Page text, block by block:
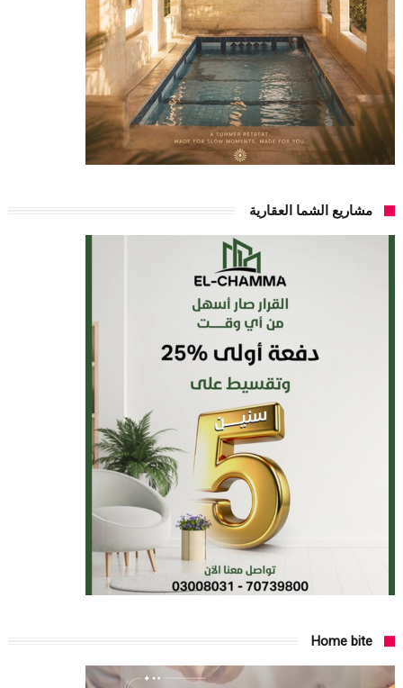
مشاريع الشما العقارية
Home bite